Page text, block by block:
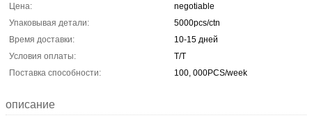
Цена:
negotiable
Упаковывая детали:
5000pcs/ctn
Время доставки:
10-15 дней
Условия оплаты:
Т/Т
Поставка способности:
100, 000PCS/week
описание